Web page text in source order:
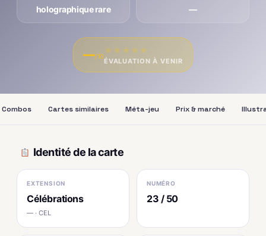
holographique rare —
—/10
★ ★ ★ ★ ★
ÉVALUATION À VENIR
Combos Cartes similaires Méta-jeu Prix & marché
Identité de la carte
EXTENSION
Célébrations
— · CEL
NUMÉRO
23 / 50